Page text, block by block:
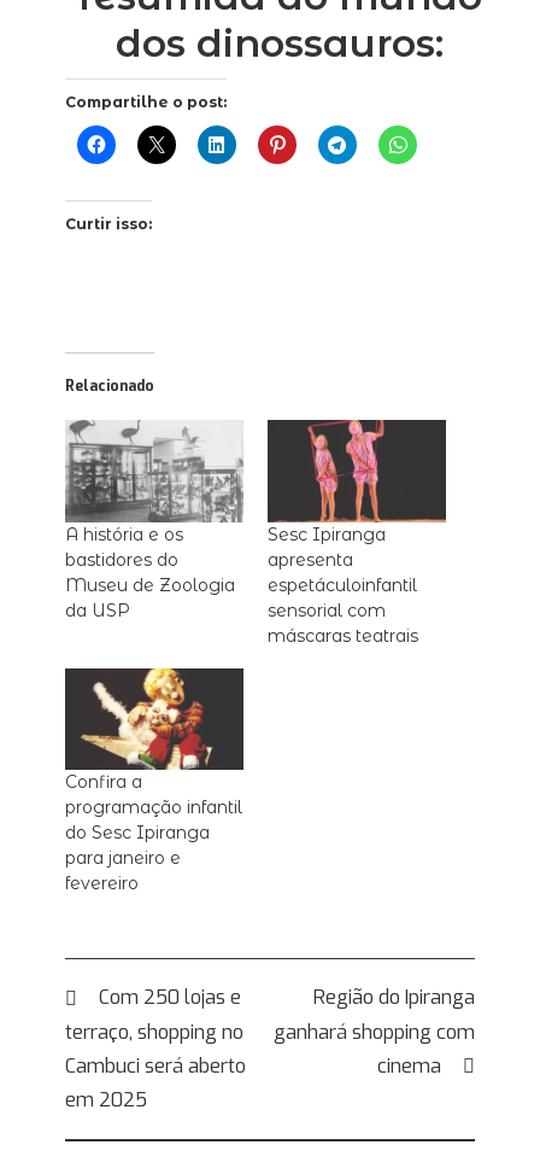
dos dinossauros:
Compartilhe o post:
Curtir isso:
Relacionado
A história e os
bastidores do
Museu de Zoologia
da USP
Sesc Ipiranga
apresenta
espetáculoinfantil
sensorial com
máscaras teatrais
Confira a
programação infantil
do Sesc Ipiranga
para janeiro e
fevereiro
Navegação
de
Post
Com 250 lojas e
terraço, shopping no
Cambuci será aberto
em 2025
Região do Ipiranga
ganhará shopping com
cinema